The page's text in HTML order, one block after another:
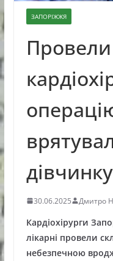
ЗАПОРІЖЖЯ
30.06.2025 Дмитро
Кардіохірурги
лікарні провели
небезпечною